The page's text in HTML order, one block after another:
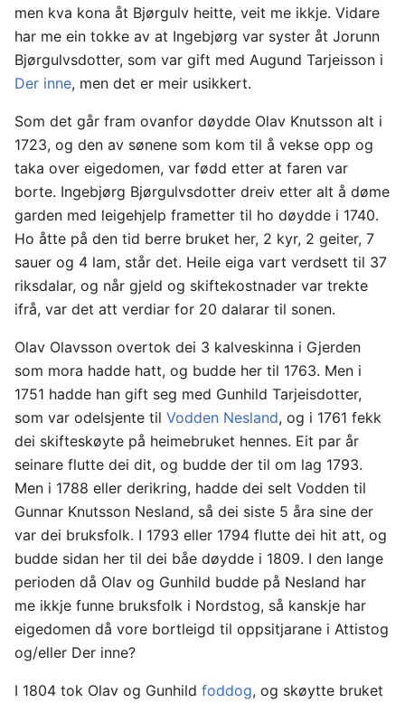
men kva kona åt Bjørgulv heitte, veit me ikkje. Vidare
har me ein tokke av at Ingebjørg var syster åt Jorunn
Bjørgulvsdotter, som var gift med Augund Tarjeisson i
Der inne, men det er meir usikkert.
Som det går fram ovanfor døydde Olav Knutsson alt i
1723, og den av sønene som kom til å vekse opp og
taka over eigedomen, var fødd etter at faren var
borte. Ingebjørg Bjørgulvsdotter dreiv etter alt å døme
garden med leigehjelp frametter til ho døydde i 1740.
Ho åtte på den tid berre bruket her, 2 kyr, 2 geiter, 7
sauer og 4 lam, står det. Heile eiga vart verdsett til 37
riksdalar, og når gjeld og skiftekostnader var trekte
ifrå, var det att verdiar for 20 dalarar til sonen.
Olav Olavsson overtok dei 3 kalveskinna i Gjerden
som mora hadde hatt, og budde her til 1763. Men i
1751 hadde han gift seg med Gunhild Tarjeisdotter,
som var odelsjente til Vodden Nesland, og i 1761 fekk
dei skifteskøyte på heimebruket hennes. Eit par år
seinare flutte dei dit, og budde der til om lag 1793.
Men i 1788 eller derikring, hadde dei selt Vodden til
Gunnar Knutsson Nesland, så dei siste 5 åra sine der
var dei bruksfolk. I 1793 eller 1794 flutte dei hit att, og
budde sidan her til dei båe døydde i 1809. I den lange
perioden då Olav og Gunhild budde på Nesland har
me ikkje funne bruksfolk i Nordstog, så kanskje har
eigedomen då vore bortleigd til oppsitjarane i Attistog
og/eller Der inne?
I 1804 tok Olav og Gunhild foddog, og skøytte bruket